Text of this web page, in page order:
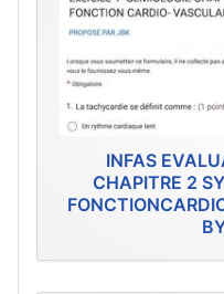
INFAS
CHAPITRE 2